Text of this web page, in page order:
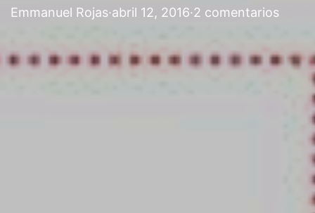
Emmanuel Rojas·abril 12, 2016·2 comentarios